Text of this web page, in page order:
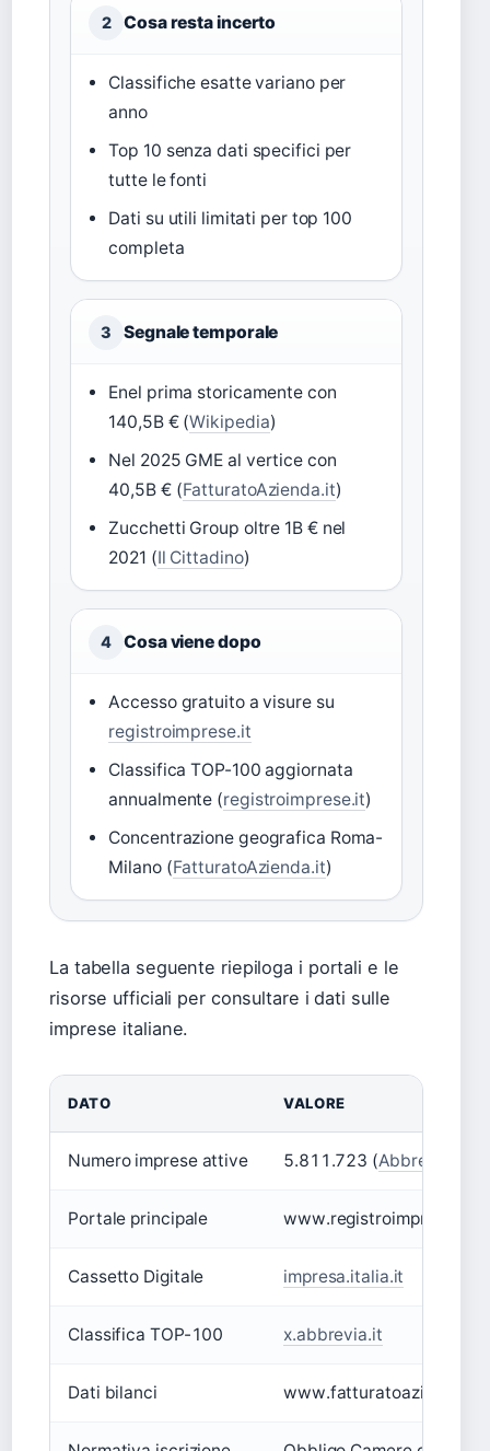
2 Cosa resta incerto
Classifiche esatte variano per
anno
Top 10 senza dati specifici per
tutte le fonti
Dati su utili limitati per top 100
completa
3 Segnale temporale
Enel prima storicamente con
140,5B € (Wikipedia)
Nel 2025 GME al vertice con
40,5B € (FatturatoAzienda.it)
Zucchetti Group oltre 1B € nel
2021 (Il Cittadino)
4 Cosa viene dopo
Accesso gratuito a visure su
registroimprese.it
Classifica TOP-100 aggiornata
annualmente (registroimprese.it)
Concentrazione geografica Roma-
Milano (FatturatoAzienda.it)
La tabella seguente riepiloga i portali e le
risorse ufficiali per consultare i dati sulle
imprese italiane.
DATO VALORE
Numero imprese attive 5.811.723 (Abbrevia X
Portale principale www.registroimprese.it
Cassetto Digitale impresa.italia.it
Classifica TOP-100 x.abbrevia.it
Dati bilanci www.fatturatoazienda.it